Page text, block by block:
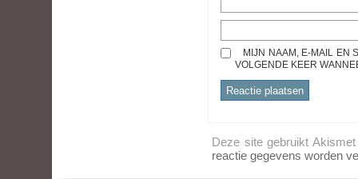
MIJN NAAM, E-MAIL EN
VOLGENDE KEER
Deze site gebruikt
reactie gegevens worden